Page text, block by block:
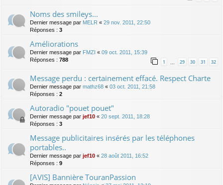
Noms des smileys...
Dernier message par MELR « 29 nov. 2011, 22:50
Réponses : 3
Améliorations
Dernier message par FMZI « 09 oct. 2011, 15:39
Réponses : 788 1 29 30 31 32
Message perdu : certainement effacé. Respect Charte
Dernier message par mathz68 « 03 oct. 2011, 21:58
Réponses : 2
Autoradio "pouet pouet"
Dernier message par jef10 « 20 sept. 2011, 18:28
Réponses : 3
Message publicitaires insérés par les téléphones
portables..
Dernier message par jef10 « 28 août 2011, 16:52
Réponses : 9
[AVIS] Bannière TouranPassion